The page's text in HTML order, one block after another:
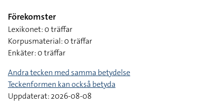
Förekomster
Lexikonet: 0 träffar
Korpusmaterial: 0 träffar
Enkäter: 0 träffar
Andra tecken med samma betydelse
Teckenformen kan också betyda
Uppdaterat: 2026-08-08